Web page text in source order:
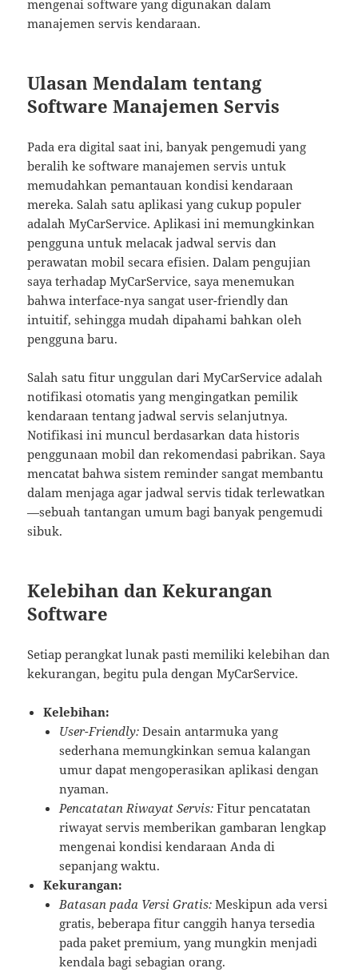
mengenai software yang digunakan dalam
manajemen servis kendaraan.
Ulasan Mendalam tentang
Software Manajemen Servis
Pada era digital saat ini, banyak pengemudi yang
beralih ke software manajemen servis untuk
memudahkan pemantauan kondisi kendaraan
mereka. Salah satu aplikasi yang cukup populer
adalah MyCarService. Aplikasi ini memungkinkan
pengguna untuk melacak jadwal servis dan
perawatan mobil secara efisien. Dalam pengujian
saya terhadap MyCarService, saya menemukan
bahwa interface-nya sangat user-friendly dan
intuitif, sehingga mudah dipahami bahkan oleh
pengguna baru.
Salah satu fitur unggulan dari MyCarService adalah
notifikasi otomatis yang mengingatkan pemilik
kendaraan tentang jadwal servis selanjutnya.
Notifikasi ini muncul berdasarkan data historis
penggunaan mobil dan rekomendasi pabrikan. Saya
mencatat bahwa sistem reminder sangat membantu
dalam menjaga agar jadwal servis tidak terlewatkan
—sebuah tantangan umum bagi banyak pengemudi
sibuk.
Kelebihan dan Kekurangan
Software
Setiap perangkat lunak pasti memiliki kelebihan dan
kekurangan, begitu pula dengan MyCarService.
Kelebihan:
User-Friendly: Desain antarmuka yang
sederhana memungkinkan semua kalangan
umur dapat mengoperasikan aplikasi dengan
nyaman.
Pencatatan Riwayat Servis: Fitur pencatatan
riwayat servis memberikan gambaran lengkap
mengenai kondisi kendaraan Anda di
sepanjang waktu.
Kekurangan:
Batasan pada Versi Gratis: Meskipun ada versi
gratis, beberapa fitur canggih hanya tersedia
pada paket premium, yang mungkin menjadi
kendala bagi sebagian orang.